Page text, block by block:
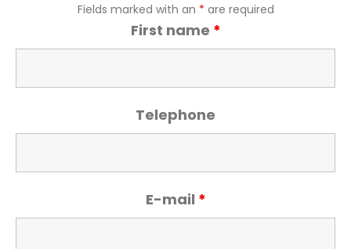
Fields marked with an * are required
First name *
Telephone
E-mail *